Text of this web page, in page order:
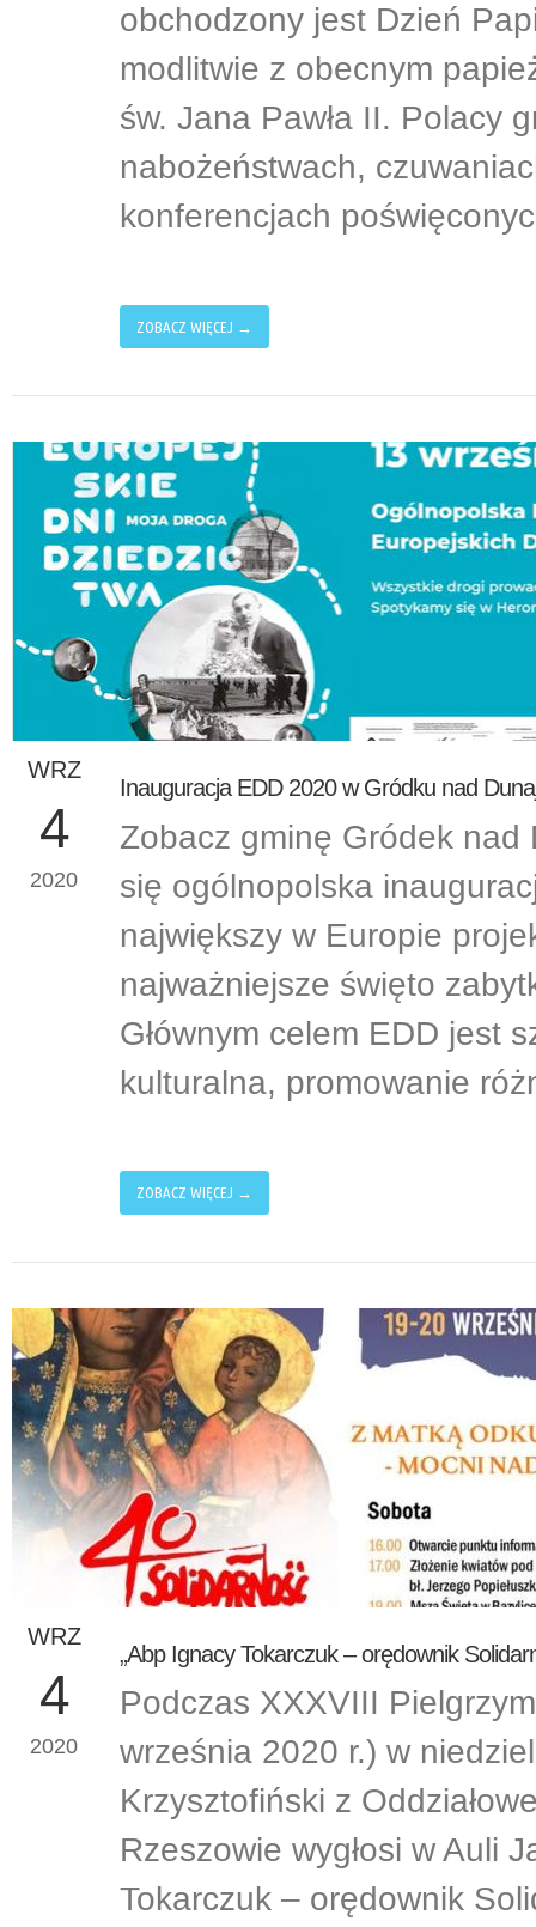
obchodzony jest Dzień
modlitwie z obecnym
św. Jana Pawła II. Polacy
nabożeństwach,
konferencjach
ZOBACZ WIĘCEJ →
WRZ
4
2020
Inauguracja EDD 2020 w Gródku nad
Zobacz gminę Gródek
się ogólnopolska
największy w Europie
najważniejsze święto
Głównym celem EDD jest
kulturalna, promowanie
ZOBACZ WIĘCEJ →
WRZ
4
2020
„Abp Ignacy Tokarczuk – orędownik
Podczas XXXVIII
września 2020 r.) w
Krzysztofiński z
Rzeszowie wygłosi w Auli
Tokarczuk – orędownik